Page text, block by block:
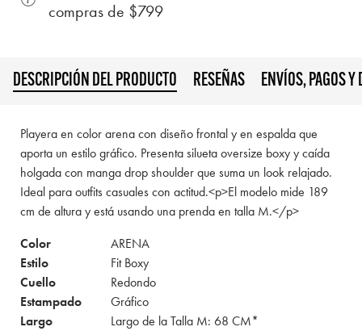
compras de $799
DESCRIPCIÓN DEL PRODUCTO RESEÑAS ENVÍOS, PAGOS Y
Playera en color arena con diseño frontal y en espalda que
aporta un estilo gráfico. Presenta silueta oversize boxy y caída
holgada con manga drop shoulder que suma un look relajado.
Ideal para outfits casuales con actitud.<p>El modelo mide 189
cm de altura y está usando una prenda en talla M.</p>
Color
ARENA
Estilo
Fit Boxy
Cuello
Redondo
Estampado
Gráfico
Largo
Largo de la Talla M: 68 CM*